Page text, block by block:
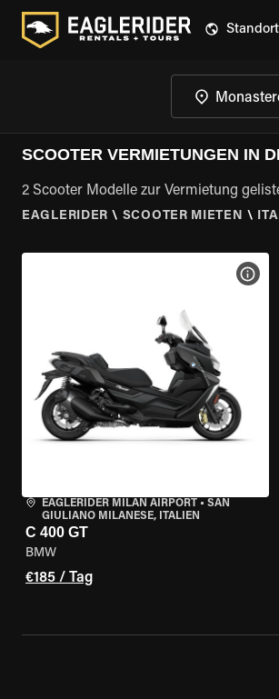
SCOOTER VERMIETUNGEN IN
2 Scooter Modelle zur Vermietung
EAGLERIDER \ SCOOTER MIETEN \
EAGLERIDER MILAN AIRPORT • SAN
GIULIANO MILANESE, ITALIEN
C 400 GT
BMW
€185 / Tag